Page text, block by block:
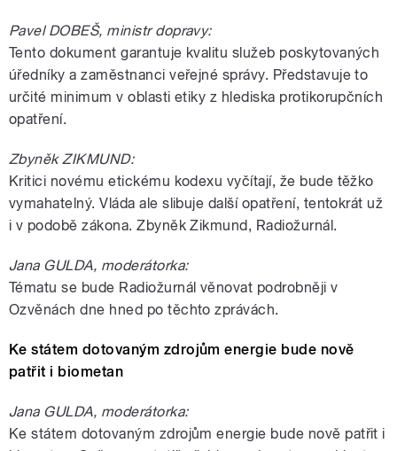
Pavel DOBEŠ, ministr dopravy:
Tento dokument garantuje kvalitu služeb poskytovaných
úředníky a zaměstnanci veřejné správy. Představuje to
určité minimum v oblasti etiky z hlediska protikorupčních
opatření.
Zbyněk ZIKMUND:
Kritici novému etickému kodexu vyčítají, že bude těžko
vymahatelný. Vláda ale slibuje další opatření, tentokrát už
i v podobě zákona. Zbyněk Zikmund, Radiožurnál.
Jana GULDA, moderátorka:
Tématu se bude Radiožurnál věnovat podrobněji v
Ozvěnách dne hned po těchto zprávách.
Ke státem dotovaným zdrojům energie bude nově
patřit i biometan
Jana GULDA, moderátorka:
Ke státem dotovaným zdrojům energie bude nově patřit i